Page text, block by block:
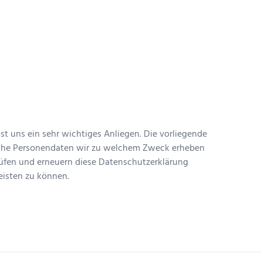
uns ein sehr wichtiges Anliegen. Die vorliegende
Personendaten wir zu welchem Zweck erheben
und erneuern diese Datenschutzerklärung
zu können.